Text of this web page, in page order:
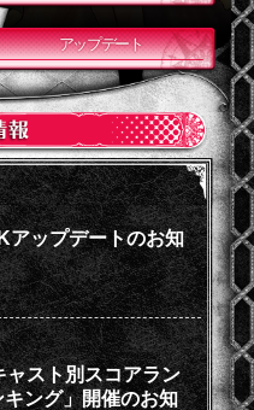
アップデート
アップデートのお知
スト別スコアラン
ング」開催のお知